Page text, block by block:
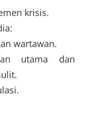
krisis.
wartawan.
utama dan